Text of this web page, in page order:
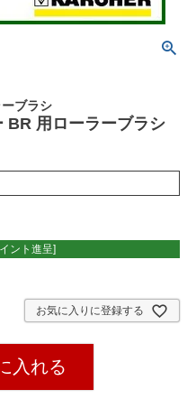
ブラシ
BR 用ローラーブラシ
ント進呈]
お気に入りに登録する
入れる